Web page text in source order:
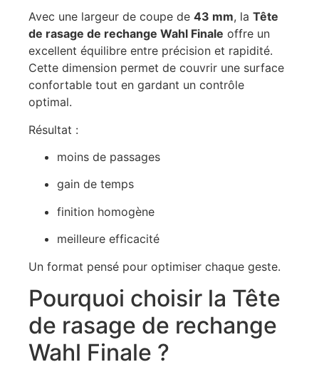
Avec une largeur de coupe de 43 mm, la Tête
de rasage de rechange Wahl Finale offre un
excellent équilibre entre précision et rapidité.
Cette dimension permet de couvrir une surface
confortable tout en gardant un contrôle
optimal.
Résultat :
moins de passages
gain de temps
finition homogène
meilleure efficacité
Un format pensé pour optimiser chaque geste.
Pourquoi choisir la Tête
de rasage de rechange
Wahl Finale ?